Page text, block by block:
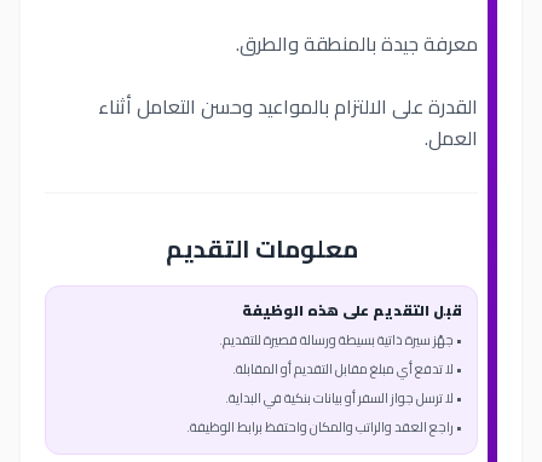
معرفة جيدة بالمنطقة والطرق.
القدرة على الالتزام بالمواعيد وحسن التعامل أثناء
العمل.
معلومات التقديم
قبل التقديم على هذه الوظيفة
• جهّز سيرة ذاتية بسيطة ورسالة قصيرة للتقديم.
• لا تدفع أي مبلغ مقابل التقديم أو المقابلة.
• لا ترسل جواز السفر أو بيانات بنكية في البداية.
• راجع العقد والراتب والمكان واحتفظ برابط الوظيفة.